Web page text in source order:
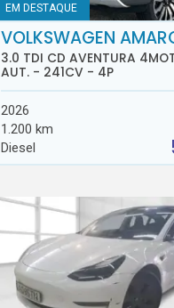
EM DESTAQUE
VOLKSWAGEN
3.0 TDI CD AVENTURA
AUT. - 241CV - 4P
2026
1.200 km
Diesel